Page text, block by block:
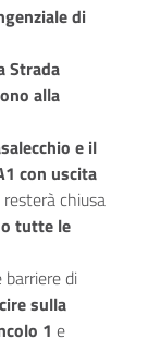
di
Strada
alla
e il
con uscita
resterà chiusa
tutte le
di
sulla
1 e